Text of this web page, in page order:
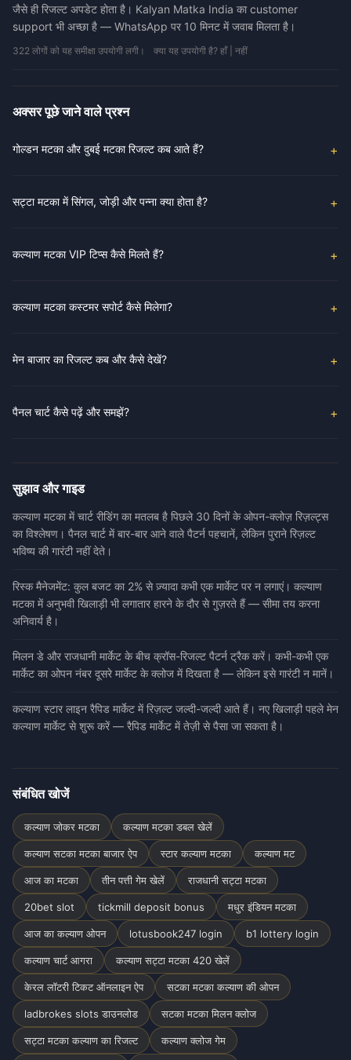
जैसे ही रिजल्ट अपडेट होता है। Kalyan Matka India का customer
support भी अच्छा है — WhatsApp पर 10 मिनट में जवाब मिलता है।
322 लोगों को यह समीक्षा उपयोगी लगी। क्या यह उपयोगी है? हाँ | नहीं
अक्सर पूछे जाने वाले प्रश्न
गोल्डन मटका और दुबई मटका रिजल्ट कब आते हैं?
सट्टा मटका में सिंगल, जोड़ी और पन्ना क्या होता है?
कल्याण मटका VIP टिप्स कैसे मिलते हैं?
कल्याण मटका कस्टमर सपोर्ट कैसे मिलेगा?
मेन बाजार का रिजल्ट कब और कैसे देखें?
पैनल चार्ट कैसे पढ़ें और समझें?
सुझाव और गाइड
कल्याण मटका में चार्ट रीडिंग का मतलब है पिछले 30 दिनों के ओपन-क्लोज़ रिज़ल्ट्स
का विश्लेषण। पैनल चार्ट में बार-बार आने वाले पैटर्न पहचानें, लेकिन पुराने रिज़ल्ट
भविष्य की गारंटी नहीं देते।
रिस्क मैनेजमेंट: कुल बजट का 2% से ज़्यादा कभी एक मार्केट पर न लगाएं। कल्याण
मटका में अनुभवी खिलाड़ी भी लगातार हारने के दौर से गुज़रते हैं — सीमा तय करना
अनिवार्य है।
मिलन डे और राजधानी मार्केट के बीच क्रॉस-रिजल्ट पैटर्न ट्रैक करें। कभी-कभी एक
मार्केट का ओपन नंबर दूसरे मार्केट के क्लोज में दिखता है — लेकिन इसे गारंटी न मानें।
कल्याण स्टार लाइन रैपिड मार्केट में रिज़ल्ट जल्दी-जल्दी आते हैं। नए खिलाड़ी पहले मेन
कल्याण मार्केट से शुरू करें — रैपिड मार्केट में तेज़ी से पैसा जा सकता है।
संबंधित खोजें
कल्याण जोकर मटका कल्याण मटका डबल खेलें
कल्याण सटका मटका बाजार ऐप स्टार कल्याण मटका कल्याण मट
आज का मटका तीन पत्ती गेम खेलें राजधानी सट्टा मटका
20bet slot tickmill deposit bonus मधुर इंडियन मटका
आज का कल्याण ओपन lotusbook247 login b1 lottery login
कल्याण चार्ट आगरा कल्याण सट्टा मटका 420 खेलें
केरल लॉटरी टिकट ऑनलाइन ऐप सटका मटका कल्याण की ओपन
ladbrokes slots डाउनलोड सटका मटका मिलन क्लोज
सट्टा मटका कल्याण का रिजल्ट कल्याण क्लोज गेम